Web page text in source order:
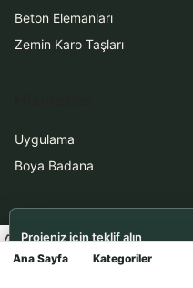
Ana Sayfa Kategoriler
Beton Elemanları
Zemin Karo Taşları
Uygulama
Boya Badana
0531 912 78 21
Projeniz için teklif alın